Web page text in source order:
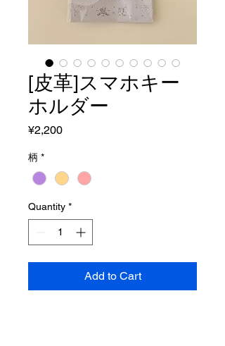
[皮革]スマホキー
ホルダー
¥2,200Price
柄 *
Quantity *
Add to Cart